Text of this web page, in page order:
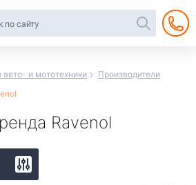
авто- и мототехники
Производители
Ravenol